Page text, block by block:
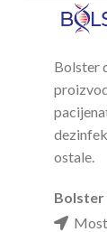
Bolster
ostale.
Bolster